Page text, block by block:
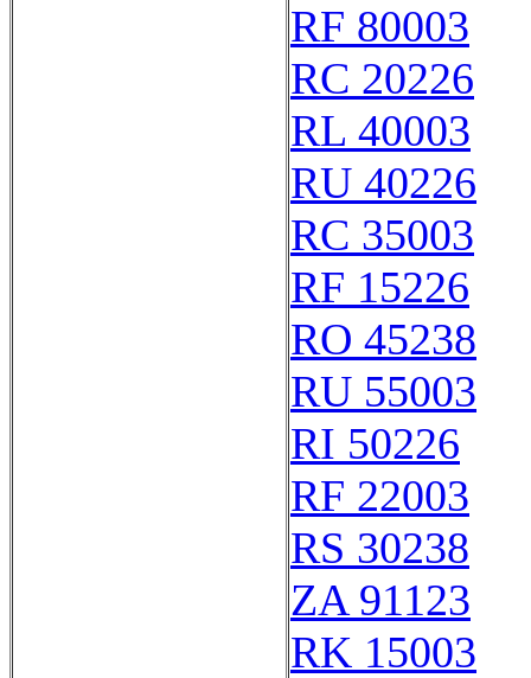
RF 80003
RC 20226
RL 40003
RU 40226
RC 35003
RF 15226
RO 45238
RU 55003
RI 50226
RF 22003
RS 30238
ZA 91123
RK 15003